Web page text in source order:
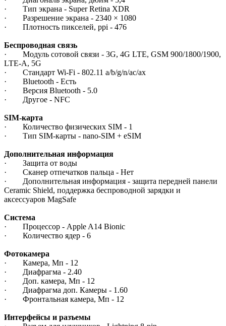
· Тип экрана - Super Retina XDR
· Разрешение экрана - 2340 × 1080
· Плотность пикселей, ppi - 476
Беспроводная связь
· Модуль сотовой связи - 3G, 4G LTE, GSM 900/1800/1900,
LTE-A, 5G
· Стандарт Wi-Fi - 802.11 a/b/g/n/ac/ax
· Bluetooth - Есть
· Версия Bluetooth - 5.0
· Другое - NFC
SIM-карта
· Количество физических SIM - 1
· Тип SIM-карты - nano-SIM + eSIM
Дополнительная информация
· Защита от воды
· Сканер отпечатков пальца - Нет
· Дополнительная информация - защита передней панели
Ceramic Shield, поддержка беспроводной зарядки и
аксессуаров MagSafe
Система
· Процессор - Apple A14 Bionic
· Количество ядер - 6
Фотокамера
· Камера, Мп - 12
· Диафрагма - 2.40
· Доп. камера, Мп - 12
· Диафрагма доп. Камеры - 1.60
· Фронтальная камера, Мп - 12
Интерфейсы и разъемы